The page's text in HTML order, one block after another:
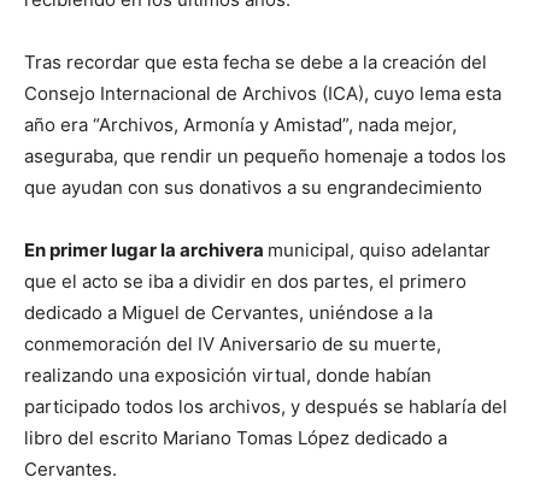
Tras recordar que esta fecha se debe a la creación del
Consejo Internacional de Archivos (ICA), cuyo lema esta
año era “Archivos, Armonía y Amistad”, nada mejor,
aseguraba, que rendir un pequeño homenaje a todos los
que ayudan con sus donativos a su engrandecimiento
En primer lugar la archivera municipal, quiso adelantar
que el acto se iba a dividir en dos partes, el primero
dedicado a Miguel de Cervantes, uniéndose a la
conmemoración del IV Aniversario de su muerte,
realizando una exposición virtual, donde habían
participado todos los archivos, y después se hablaría del
libro del escrito Mariano Tomas López dedicado a
Cervantes.